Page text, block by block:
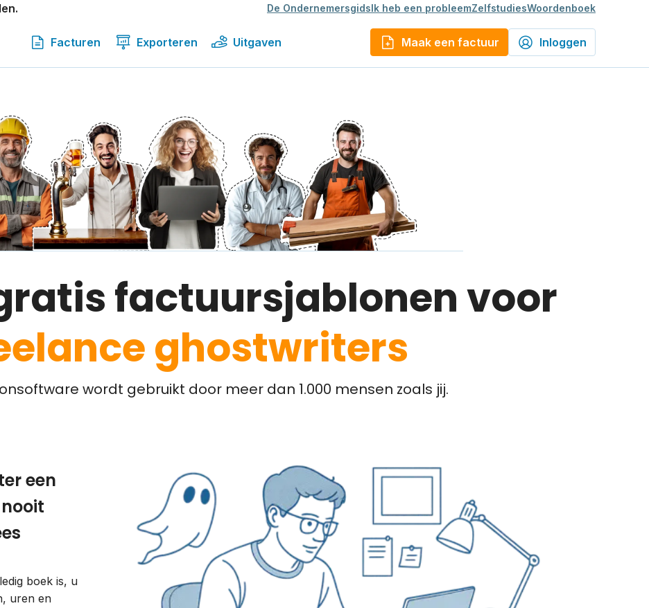
De OndernemersgidsIk heb een probleemZelfstudiesWoordenboek
Facturen Exporteren Uitgaven Maak een factuur Inloggen
factuursjablonen voor
ghostwriters
wordt gebruikt door meer dan 1.000 mensen zoals jij.
een
boek is, u
uren en